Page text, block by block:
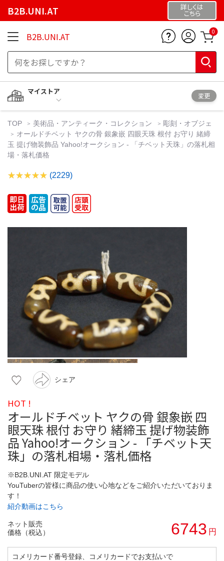
B2B.UNI.AT 詳しくは
こちら
B2B.UNI.AT 0
マイストア
変更
TOP 美術品・アンティーク・コレクション
彫刻・オブジェ
オールドチベット ヤクの骨 銀象嵌 四眼天珠 根付 お守り 緒締
玉 提げ物装飾品 Yahoo!オークション - 「チベット天珠」の落札相
場・落札価格
(2229)
シェア
HOT !
オールドチベット ヤクの骨 銀象嵌 四
眼天珠 根付 お守り 緒締玉 提げ物装飾
品 Yahoo!オークション - 「チベット天
珠」の落札相場・落札価格
※B2B.UNI.AT 限定モデル
YouTuberの皆様に商品の使い心地などをご紹介いただいておりま
す！
紹介動画はこちら
ネット販売
価格（税込）
6743 円
コメリカード番号登録、コメリカードでお支払いで